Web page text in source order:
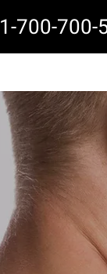
1-700-700-